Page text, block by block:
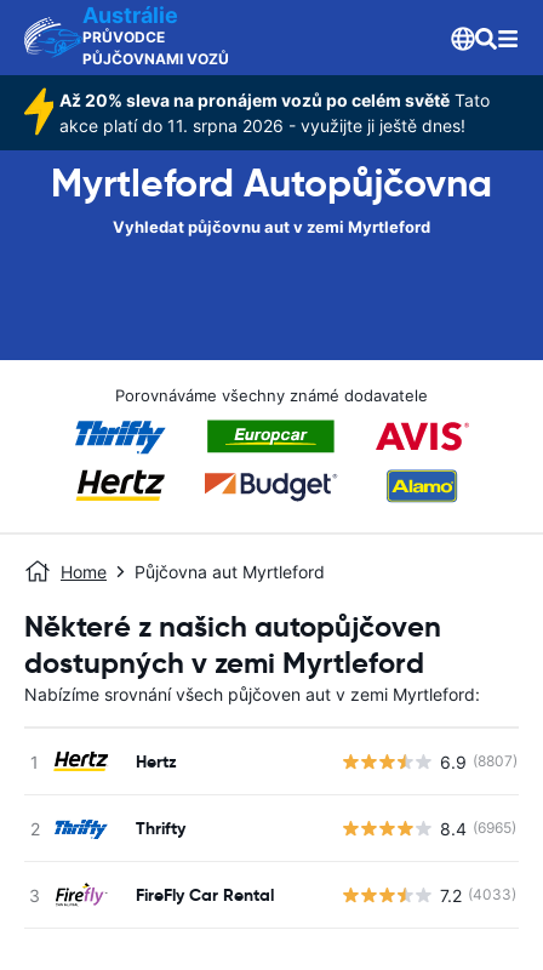
Austrálie
PRŮVODCE
PŮJČOVNAMI VOZŮ
Až 20% sleva na pronájem vozů po celém světě Tato
akce platí do 11. srpna 2026 - využijte ji ještě dnes!
Myrtleford Autopůjčovna
Vyhledat půjčovnu aut v zemi Myrtleford
Porovnáváme všechny známé dodavatele
Home Půjčovna aut Myrtleford
Některé z našich autopůjčoven
dostupných v zemi Myrtleford
Nabízíme srovnání všech půjčoven aut v zemi Myrtleford:
Hertz 6.9 (8807)
Thrifty 8.4 (6965)
FireFly Car Rental 7.2 (4033)